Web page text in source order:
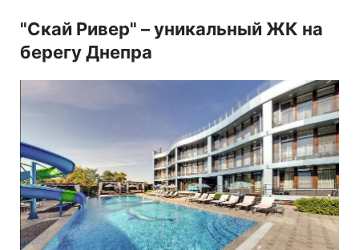
"Скай Ривер" –уникальный ЖК на
берегу Днепра